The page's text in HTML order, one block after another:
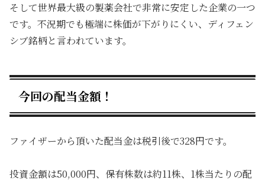
そして世界最大級の製薬会社で非常に安定した企業の一つ
です。不況期でも極端に株価が下がりにくい、ディフェン
シブ銘柄と言われています。
今回の配当金額！
ファイザーから頂いた配当金は税引後で328円です。
投資金額は50,000円、保有株数は約11株、1株当たりの配